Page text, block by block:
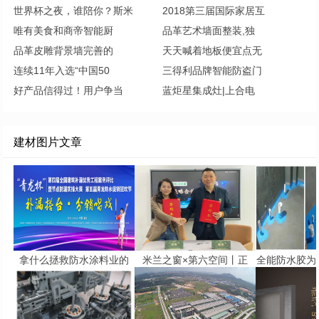
世界杯之夜，谁陪你？斯米
2018第三届国际家居互
唯有美食和商帝智能厨
品革艺术墙面整装,独
品革皮雕背景墙完善的
天天喊着地板便宜点无
连续11年入选“中国50
三得利品牌智能防盗门
好产品信得过！用户争当
蓝炬星集成灶|上合电
建材图片文章
拿什么拯救防水涂料业的 米兰之窗×第六空间丨正 全能防水胶